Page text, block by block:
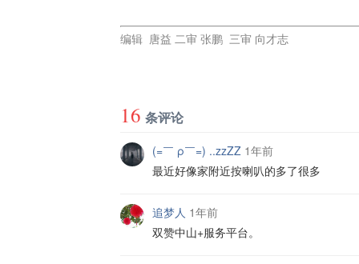
编辑 唐益 二审 张鹏 三审 向才志
16 条评论
(=￣ ρ￣=) ..zzZZ 1年前
最近好像家附近按喇叭的多了很多
追梦人 1年前
双赞中山+服务平台。